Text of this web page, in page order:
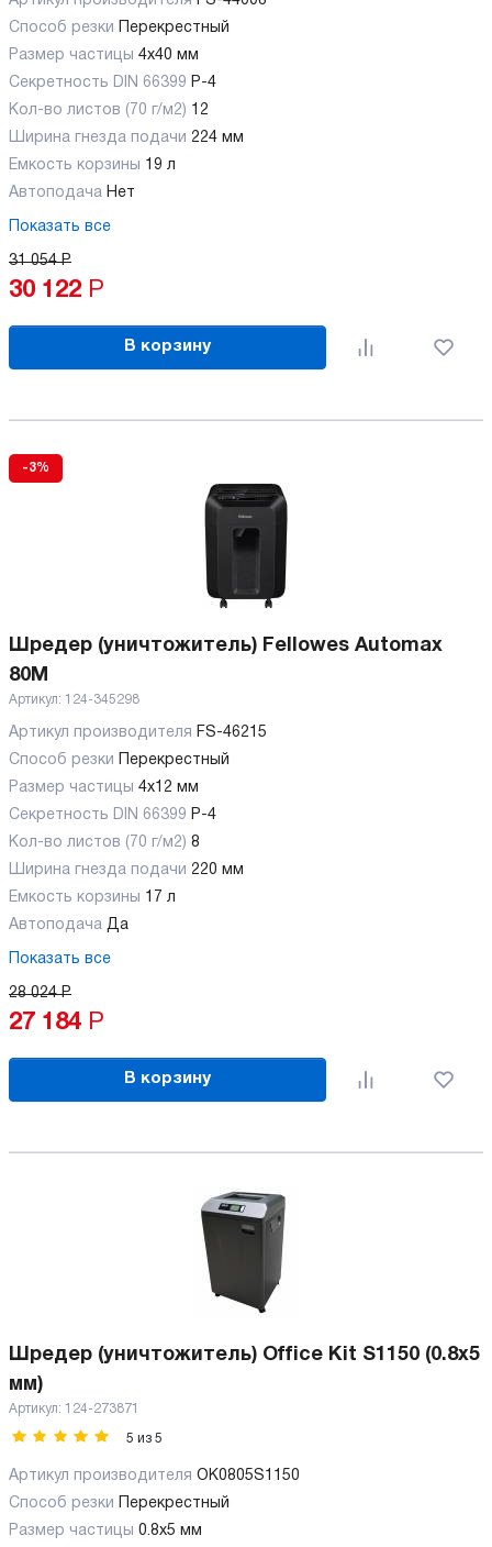
Способ резки
Перекрестный
Размер частицы 4х40 мм
Секретность DIN 66399 P-4
Кол-во листов (70 г/м2) 12
Ширина гнезда подачи 224 мм
Емкость корзины 19 л
Автоподача Нет
Показать все
31 054 Р
30 122 Р
В корзину
-3%
Шредер (уничтожитель) Fellowes Automax
80M
Артикул: 124-345298
Артикул производителя FS-46215
Способ резки
Перекрестный
Размер частицы 4x12 мм
Секретность DIN 66399 P-4
Кол-во листов (70 г/м2) 8
Ширина гнезда подачи 220 мм
Емкость корзины 17 л
Автоподача Да
Показать все
28 024 Р
27 184 Р
В корзину
Шредер (уничтожитель) Office Kit S1150 (0.8x5
мм)
Артикул: 124-273871
5 из 5
Артикул производителя OK0805S1150
Способ резки
Перекрестный
Размер частицы 0.8х5 мм